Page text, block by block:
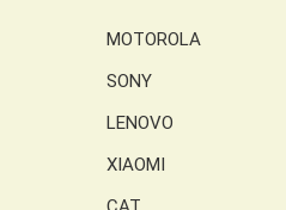
MOTOROLA
SONY
LENOVO
XIAOMI